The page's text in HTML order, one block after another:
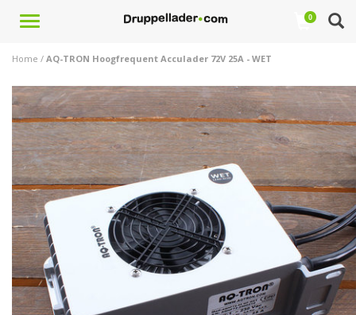
Toggle
0
Home / AQ-TRON Hoogfrequent Acculader 72V 25A - WET